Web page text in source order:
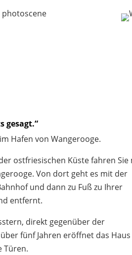
gesagt.“
Hafen von Wangerooge.
ostfriesischen Küste fahren Sie
Von dort geht es mit der
und dann zu Fuß zu Ihrer
entfernt.
direkt gegenüber der
fünf Jahren eröffnet das Haus
Türen.